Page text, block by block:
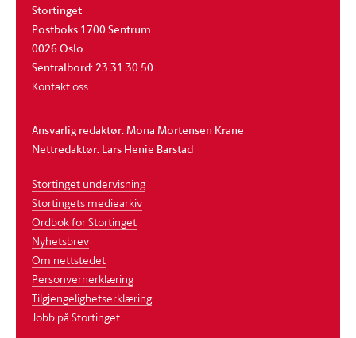
Stortinget
Postboks 1700 Sentrum
0026 Oslo
Sentralbord: 23 31 30 50
Kontakt oss
Ansvarlig redaktør: Mona Mortensen Krane
Nettredaktør: Lars Henie Barstad
Stortinget undervisning
Stortingets mediearkiv
Ordbok for Stortinget
Nyhetsbrev
Om nettstedet
Personvernerklæring
Tilgjengelighetserklæring
Jobb på Stortinget